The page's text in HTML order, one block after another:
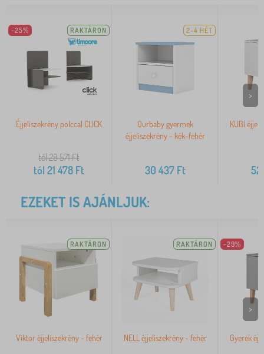
-25% RAKTÁRON
Éjjeliszekrény polccal CLICK
tól 28 571Ft
tól 21 478 Ft
2-4 HÉT
Ourbaby gyermek
éjjeliszekrény - kék-fehér
30 437Ft
KUBI
52
>
EZEKET IS AJÁNLJUK:
RAKTÁRON
Viktor éjjeliszekrény - fehér
RAKTÁRON
NELL éjjeliszekrény - fehér
-29%
Gyerek
>